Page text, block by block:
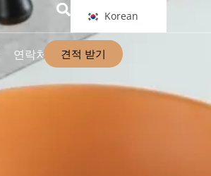
Korean
연락처 견적 받기